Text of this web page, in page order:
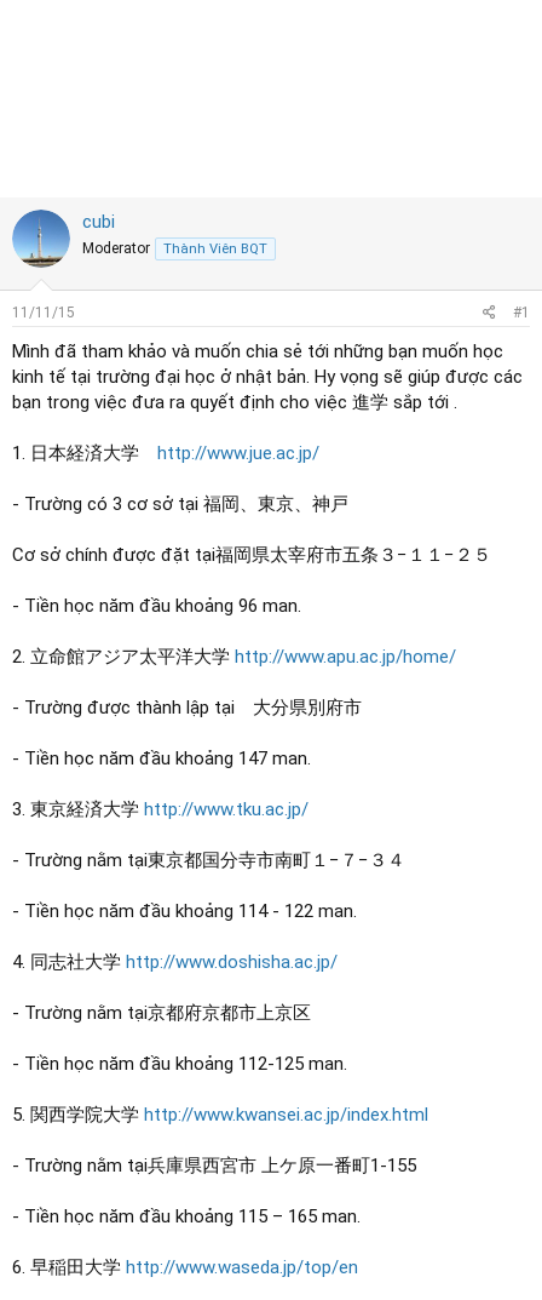
cubi
Moderator Thành Viên BQT
11/11/15 #1
Mình đã tham khảo và muốn chia sẻ tới những bạn muốn học
kinh tế tại trường đại học ở nhật bản. Hy vọng sẽ giúp được các
bạn trong việc đưa ra quyết định cho việc 進学 sắp tới .
1. 日本経済大学 http://www.jue.ac.jp/
- Trường có 3 cơ sở tại 福岡、東京、神戸
Cơ sở chính được đặt tại福岡県太宰府市五条３−１１−２５
- Tiền học năm đầu khoảng 96 man.
2. 立命館アジア太平洋大学 http://www.apu.ac.jp/home/
- Trường được thành lập tại 大分県別府市
- Tiền học năm đầu khoảng 147 man.
3. 東京経済大学 http://www.tku.ac.jp/
- Trường nằm tại東京都国分寺市南町１−７−３４
- Tiền học năm đầu khoảng 114 - 122 man.
4. 同志社大学 http://www.doshisha.ac.jp/
- Trường nằm tại京都府京都市上京区
- Tiền học năm đầu khoảng 112-125 man.
5. 関西学院大学 http://www.kwansei.ac.jp/index.html
- Trường nằm tại兵庫県西宮市 上ケ原一番町1-155
- Tiền học năm đầu khoảng 115 – 165 man.
6. 早稲田大学 http://www.waseda.jp/top/en